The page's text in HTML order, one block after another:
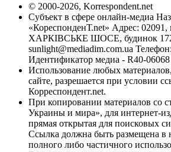
© 2000-2026, Korrespondent.net
Субъект в сфере онлайн-медиа
«КореспонденТ.net» Адрес: 02091,
ХАРКІВСЬКЕ ШОСЕ, будинок
sunlight@mediadim.com.ua
Идентификатор медиа - R40-06068
Использование любых
сайте, разрешается при условии
Корреспондент.net.
При копировании материалов со
Украины и мира», для интернет-
прямая открытая для поисковых
Ссылка должна быть размещена в
полного либо частичного